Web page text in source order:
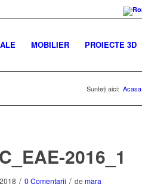
MOBILIER PROIECTE 3D
Sunteți aici: Acasa
2016_1
/ 0 Comentarii / demara